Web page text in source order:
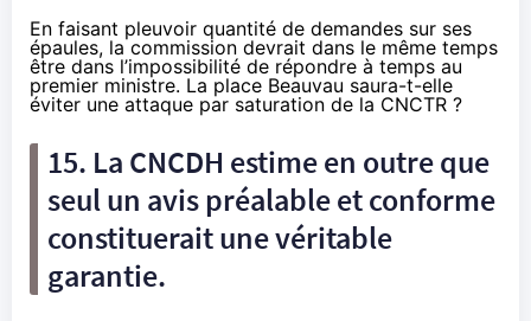
En faisant pleuvoir quantité de demandes sur ses
épaules, la commission devrait dans le même temps
être dans l’impossibilité de répondre à temps au
premier ministre. La place Beauvau saura-t-elle
éviter une attaque par saturation de la CNCTR ?
15. La CNCDH estime en outre que
seul un avis préalable et conforme
constituerait une véritable
garantie.